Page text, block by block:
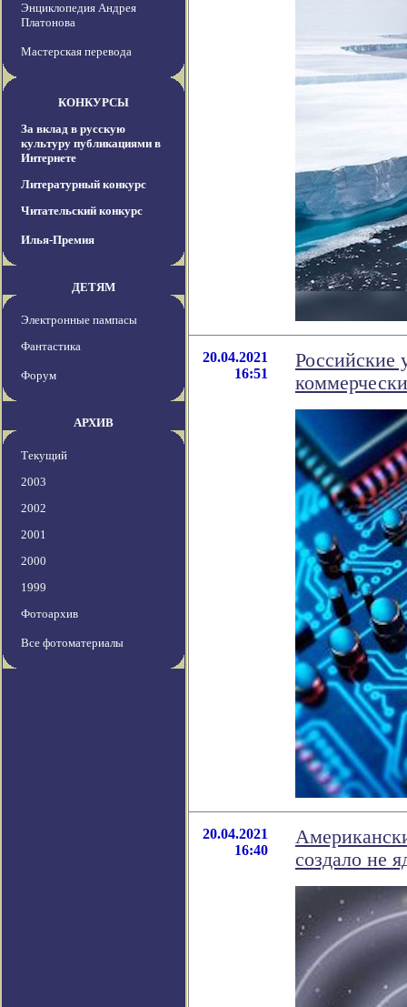
Энциклопедия Андрея
Платонова
Мастерская перевода
КОНКУРСЫ
За вклад в русскую
культуру публикациями в
Интернете
Литературный конкурс
Читательский конкурс
Илья-Премия
ДЕТЯМ
Электронные пампасы
Фантастика
Форум
АРХИВ
Текущий
2003
2002
2001
2000
1999
Фотоархив
Все фотоматериалы
20.04.2021
16:51
Российские
20.04.2021
16:40
создало не